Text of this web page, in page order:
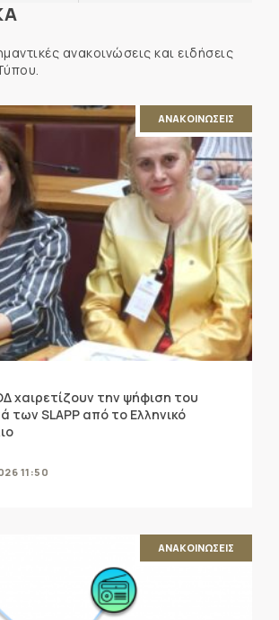
ανακοινώσεις και ειδήσεις
ΑΝΑΚΟΙΝΩΣΕΙΣ
χαιρετίζουν την ψήφιση του
των SLAPP από το Ελληνικό
11:50
ΑΝΑΚΟΙΝΩΣΕΙΣ